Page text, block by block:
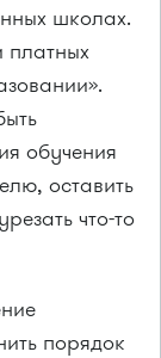
школах.
платных
обучения
оставить
что-то
порядок